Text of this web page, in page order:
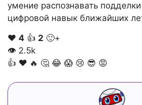
умение распознавать
цифровой навык ближайших
❤️ 4 👍 2 🙂+
👁 2.5k
👍 ❤️ 🔥 🤔 😂 😱 😢 😎 😡